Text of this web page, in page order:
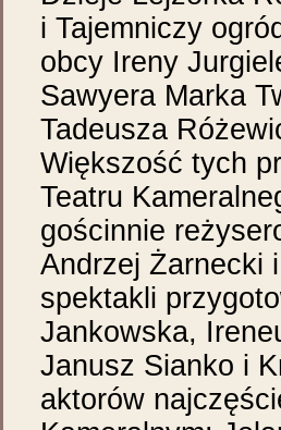
i Tajemniczy
obcy Ireny
Sawyera Marka
Tadeusza
Większość tych
Teatru
gościnnie
Andrzej Żarnecki
spektakli
Jankowska,
Janusz Sianko i
aktorów